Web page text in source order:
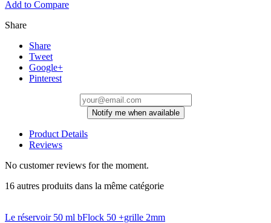
Add to Compare
Share
Share
Tweet
Google+
Pinterest
Notify me when available
Product Details
Reviews
No customer reviews for the moment.
16 autres produits dans la même catégorie
Le réservoir 50 ml bFlock 50 +grille 2mm